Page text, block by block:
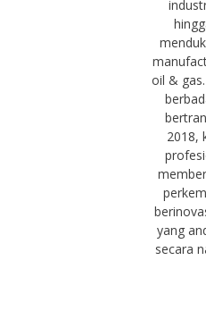
oil &
2018,
yang
secara